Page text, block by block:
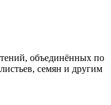
объединённых по
семян и другим